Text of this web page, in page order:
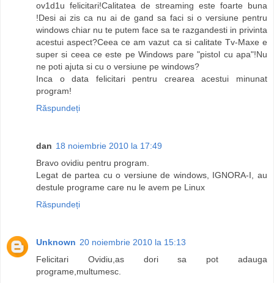
ov1d1u felicitari!Calitatea de streaming este foarte buna
!Desi ai zis ca nu ai de gand sa faci si o versiune pentru
windows chiar nu te putem face sa te razgandesti in privinta
acestui aspect?Ceea ce am vazut ca si calitate Tv-Maxe e
super si ceea ce este pe Windows pare "pistol cu apa"!Nu
ne poti ajuta si cu o versiune pe windows?
Inca o data felicitari pentru crearea acestui minunat
program!
Răspundeți
dan 18 noiembrie 2010 la 17:49
Bravo ovidiu pentru program.
Legat de partea cu o versiune de windows, IGNORA-I, au
destule programe care nu le avem pe Linux
Răspundeți
Unknown 20 noiembrie 2010 la 15:13
Felicitari Ovidiu,as dori sa pot adauga
programe,multumesc.